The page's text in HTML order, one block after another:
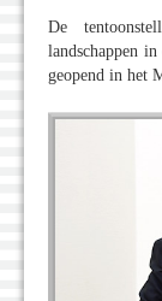
De
landschappen
geopend in het